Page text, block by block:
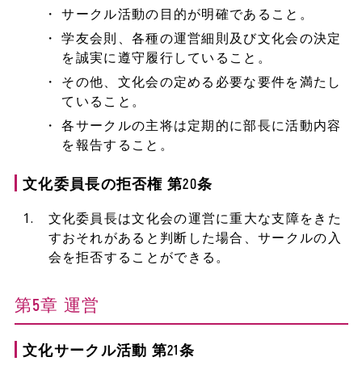
サークル活動の目的が明確であること。
学友会則、各種の運営細則及び文化会の決定
を誠実に遵守履行していること。
その他、文化会の定める必要な要件を満たし
ていること。
各サークルの主将は定期的に部長に活動内容
を報告すること。
文化委員長の拒否権 第20条
文化委員長は文化会の運営に重大な支障をきた
すおそれがあると判断した場合、サークルの入
会を拒否することができる。
第5章 運営
文化サークル活動 第21条